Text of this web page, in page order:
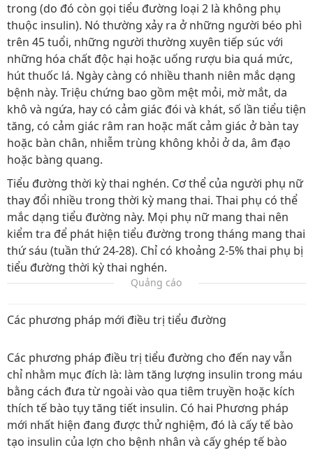
trong (do đó còn gọi tiểu đường loại 2 là không phụ
thuộc insulin). Nó thường xảy ra ở những người béo phì
trên 45 tuổi, những người thường xuyên tiếp súc với
những hóa chất độc hại hoặc uống rượu bia quá mức,
hút thuốc lá. Ngày càng có nhiều thanh niên mắc dạng
bệnh này. Triệu chứng bao gồm mệt mỏi, mờ mắt, da
khô và ngứa, hay có cảm giác đói và khát, số lần tiểu tiện
tăng, có cảm giác râm ran hoặc mất cảm giác ở bàn tay
hoặc bàn chân, nhiễm trùng không khỏi ở da, âm đạo
hoặc bàng quang.
Tiểu đường thời kỳ thai nghén. Cơ thể của người phụ nữ
thay đổi nhiều trong thời kỳ mang thai. Thai phụ có thể
mắc dạng tiểu đường này. Mọi phụ nữ mang thai nên
kiểm tra để phát hiện tiểu đường trong tháng mang thai
thứ sáu (tuần thứ 24-28). Chỉ có khoảng 2-5% thai phụ bị
tiểu đường thời kỳ thai nghén.
Quảng cáo
Các phương pháp mới điều trị tiểu đường
Các phương pháp điều trị tiểu đường cho đến nay vẫn
chỉ nhằm mục đích là: làm tăng lượng insulin trong máu
bằng cách đưa từ ngoài vào qua tiêm truyền hoặc kích
thích tế bào tụy tăng tiết insulin. Có hai Phương pháp
mới nhất hiện đang được thử nghiệm, đó là cấy tế bào
tạo insulin của lợn cho bệnh nhân và cấy ghép tế bào